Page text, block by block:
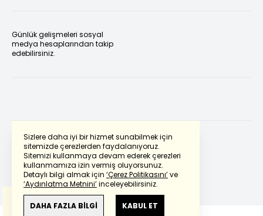
Sizlere daha iyi bir hizmet sunabilmek için
sitemizde çerezlerden faydalanıyoruz.
Sitemizi kullanmaya devam ederek çerezleri
kullanmamıza izin vermiş oluyorsunuz.
Detaylı bilgi almak için ‘Çerez Politikasını’ve
‘Aydınlatma Metnini’inceleyebilirsiniz.
DAHA FAZLA BİLGİ KABUL ET
Günlük gelişmeleri sosyal
medya hesaplarından takip
edebilirsiniz.
Powered by Translate
Bu çevirideGoogle Transletekullanılmıştır.
Anlam ve çeviri hatalarından
haberturk.com